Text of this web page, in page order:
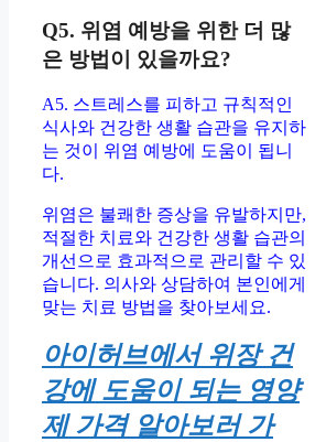
Q5. 위염 예방을 위한 더 많
은 방법이 있을까요?
A5. 스트레스를 피하고 규칙적인
식사와 건강한 생활 습관을 유지하
는 것이 위염 예방에 도움이 됩니
다.
위염은 불쾌한 증상을 유발하지만,
적절한 치료와 건강한 생활 습관의
개선으로 효과적으로 관리할 수 있
습니다. 의사와 상담하여 본인에게
맞는 치료 방법을 찾아보세요.
아이허브에서 위장 건
강에 도움이 되는 영양
제 가격 알아보러 가